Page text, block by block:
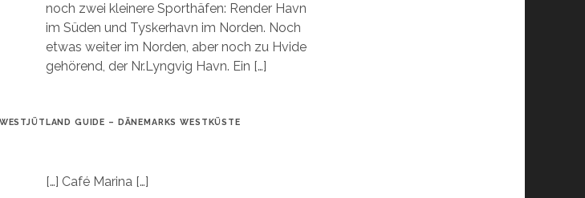
noch zwei kleinere Sporthäfen: Render Havn
im Süden und Tyskerhavn im Norden. Noch
etwas weiter im Norden, aber noch zu Hvide
gehörend, der Nr.Lyngvig Havn. Ein […]
GUIDE – DÄNEMARKS WESTKÜSTE
[…] Café Marina […]